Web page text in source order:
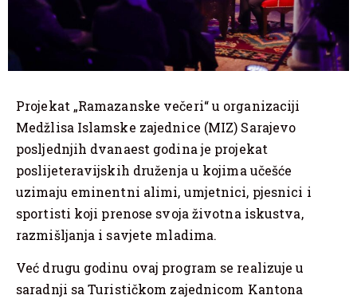
Projekat „Ramazanske večeri“ u organizaciji
Medžlisa Islamske zajednice (MIZ) Sarajevo
posljednjih dvanaest godina je projekat
poslijeteravijskih druženja u kojima učešće
uzimaju eminentni alimi, umjetnici, pjesnici i
sportisti koji prenose svoja životna iskustva,
razmišljanja i savjete mladima.
Već drugu godinu ovaj program se realizuje u
saradnji sa Turističkom zajednicom Kantona